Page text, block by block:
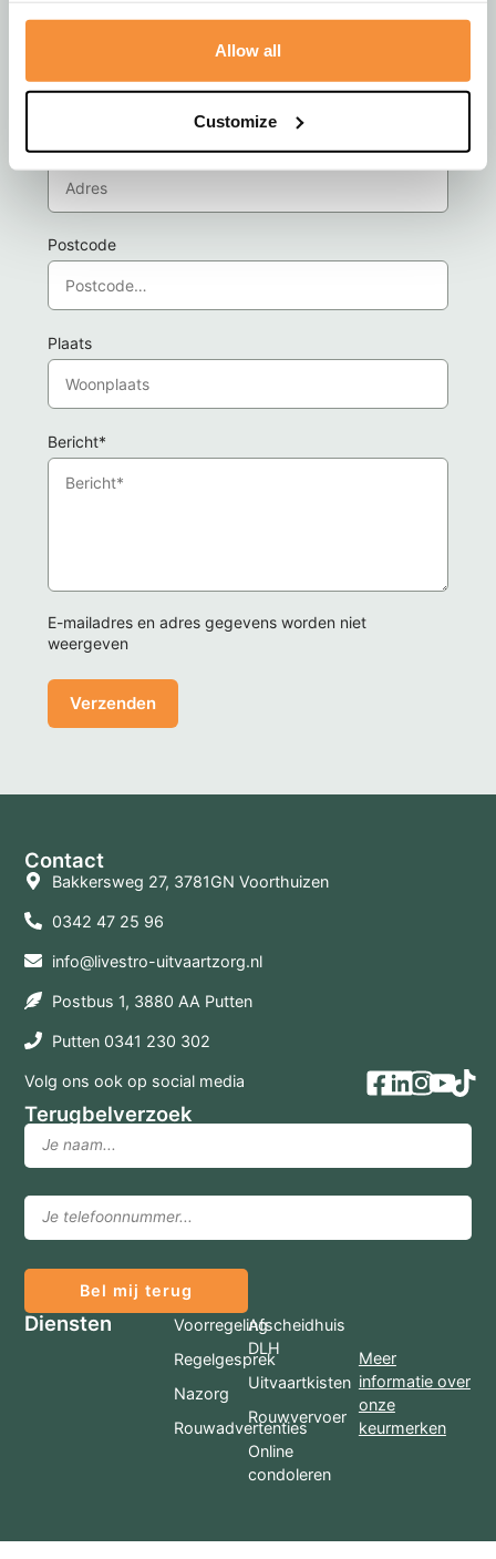
Allow all
Customize
Adres
Postcode
Plaats
Bericht*
E-mailadres en adres gegevens worden niet
weergeven
Contact
Bakkersweg 27, 3781GN Voorthuizen
0342 47 25 96
info@livestro-uitvaartzorg.nl
Postbus 1, 3880 AA Putten
Putten 0341 230 302
Volg ons ook op social media
Terugbelverzoek
Bel mij terug
Diensten
Voorregeling
Regelgesprek
Nazorg
Rouwadvertenties
Afscheidhuis
DLH
Uitvaartkisten
Rouwvervoer
Online
condoleren
Meer
informatie over
onze
keurmerken